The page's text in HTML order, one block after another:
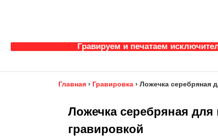
Гравируем и печатаем
Главная › Гравировка › Ложечка серебряная
Ложечка серебряная
гравировкой